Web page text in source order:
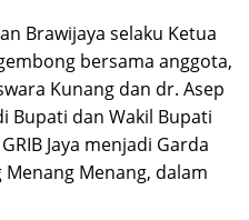
Brawijaya selaku Ketua
bersama anggota,
Kunang dan dr. Asep
Bupati dan Wakil Bupati
Jaya menjadi Garda
Menang, dalam